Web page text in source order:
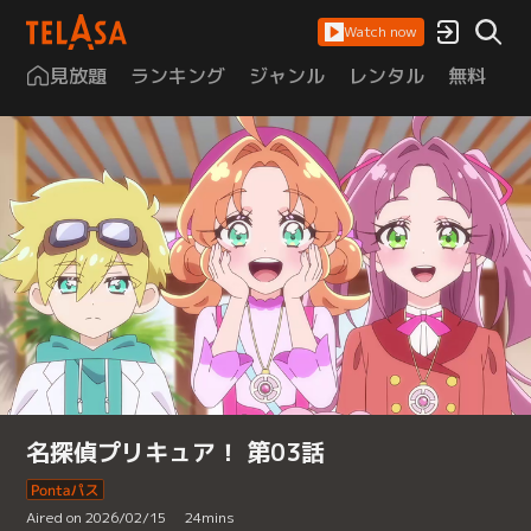
Watch now
見放題 ランキング ジャンル レンタル 無料
名探偵プリキュア！ 第03話
Aired on 2026/02/15 24mins